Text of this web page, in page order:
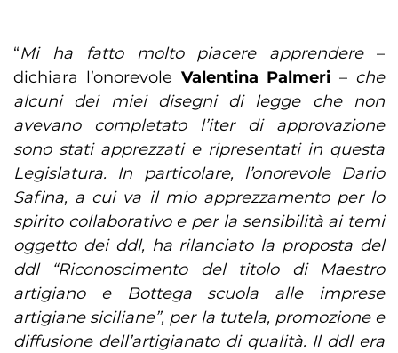
“Mi ha fatto molto piacere apprendere–
dichiara l’onorevole Valentina Palmeri – che
alcuni dei miei disegni di legge che non
avevano completato l’iter di approvazione
sono stati apprezzati e ripresentati in questa
Legislatura. In particolare, l’onorevole Dario
Safina, a cui va il mio apprezzamento per lo
spirito collaborativo e per la sensibilità ai temi
oggetto dei ddl, ha rilanciato la proposta del
ddl “Riconoscimento del titolo di Maestro
artigiano e Bottega scuola alle imprese
artigiane siciliane”, per la tutela, promozione e
diffusione dell’artigianato di qualità. Il ddl era